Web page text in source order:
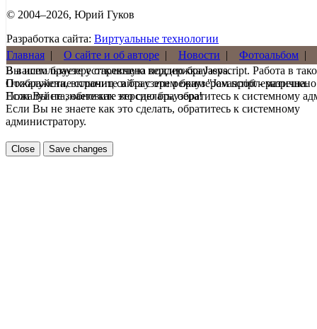
© 2004–2026, Юрий Гуков
Разработка сайта: Виртуальные технологии
Главная | О сайте и об авторе | Новости | Фотоальбом |
В вашем браузере отключена поддержка Jasvscript. Работа в
Пожалуйста, включите в браузере режим "Javascript -
Если Вы не знаете как это сделать, обратитесь к системному
Вы используете устаревшую версию браузера.
Отображение страниц сайта с этим браузером проблематична.
Пожалуйста, обновите версию браузера!
Если Вы не знаете как это сделать, обратитесь к системному
администратору.
Close Save changes